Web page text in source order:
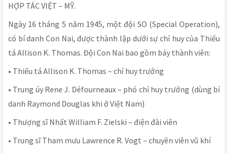
HỢP TÁC VIỆT – MỸ.
Ngày 16 tháng 5 năm 1945, một đội SO (Special Operation),
có bí danh Con Nai, được thành lập dưới sự chỉ huy của Thiếu
tá Allison K. Thomas. Đội Con Nai bao gồm bảy thành viên:
• Thiếu tá Allison K. Thomas – chỉ huy trưởng
• Trung úy Rene J. Défourneaux – phó chỉ huy trưởng (dùng bí
danh Raymond Douglas khi ở Việt Nam)
• Thượng sĩ Nhất William F. Zielski – điện đài viên
• Trung sĩ Tham mưu Lawrence R. Vogt – chuyên viên vũ khí